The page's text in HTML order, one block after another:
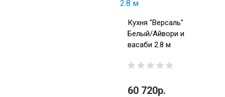
Кухня "Версаль"
Белый/Айвори и
васаби 2.8 м
60 720р.